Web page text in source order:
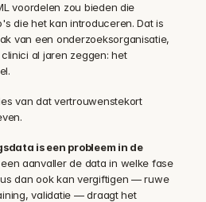
voordelen zou bieden die
die het kan introduceren. Dat is
van een onderzoeksorganisatie,
al jaren zeggen: het
van dat vertrouwenstekort
is een probleem in de
aanvaller de data in welke fase
dan ook kan vergiftigen — ruwe
validatie — draagt het